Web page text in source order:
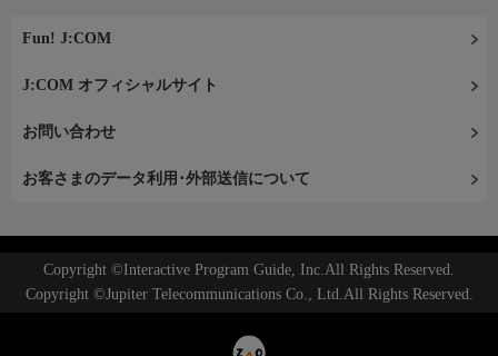
Fun! J:COM
J:COM オフィシャルサイト
お問い合わせ
お客さまのデータ利用･外部送信について
Copyright ©Interactive Program Guide, Inc.All Rights Reserved.
Copyright ©Jupiter Telecommunications Co., Ltd.All Rights Reserved.